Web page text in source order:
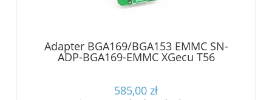
Adapter BGA169/BGA153 EMMC SN-
ADP-BGA169-EMMC XGecu T56
585,00 zł